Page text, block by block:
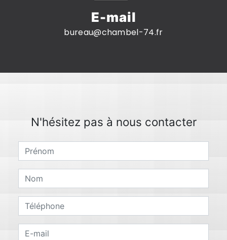
E-mail
bureau@chambel-74.fr
N'hésitez pas à nous contacter